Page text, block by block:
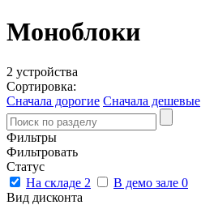
Моноблоки
2 устройства
Сортировка:
Сначала дорогие Сначала дешевые
Фильтры
Фильтровать
Статус
На складе 2 В демо зале 0
Вид дисконта